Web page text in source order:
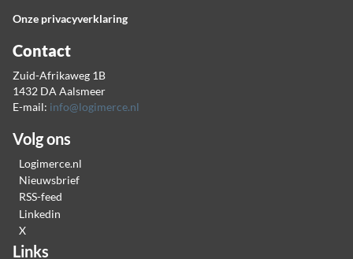
Onze privacyverklaring
Contact
Zuid-Afrikaweg 1B
1432 DA Aalsmeer
E-mail: info@logimerce.nl
Volg ons
Logimerce.nl
Nieuwsbrief
RSS-feed
Linkedin
X
Links